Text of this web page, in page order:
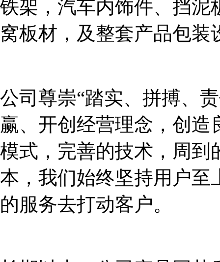
铁架，汽车内饰件、挡泥
窝板材，及整套产品包装
公司尊崇“踏实、拼搏、
赢、开创经营理念，创
模式，完善的技术，周到
本，我们始终坚持用户至
的服务去打动客户。